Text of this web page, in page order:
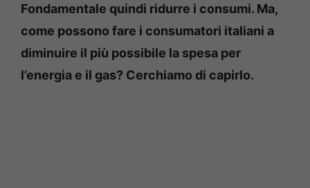
Fondamentale quindi ridurre i consumi. Ma,
come possono fare i consumatori italiani a
diminuire il più possibile la spesa per
l’energia e il gas? Cerchiamo di capirlo.